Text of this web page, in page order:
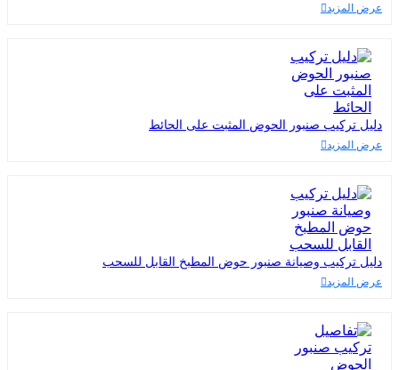
عرض المزيد
دليل تركيب صنبور الحوض المثبت على الحائط
عرض المزيد
دليل تركيب وصيانة صنبور حوض المطبخ القابل للسحب
عرض المزيد